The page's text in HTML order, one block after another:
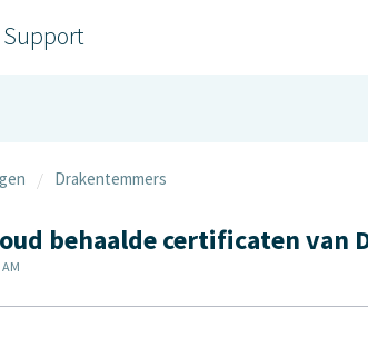
Support
Drakentemmers
behaalde certificaten van